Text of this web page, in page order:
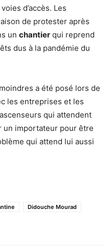
d’accès. Les
de protester après
un chantier qui reprend
dus à la pandémie du
a été posé lors de
les entreprises et les
qui attendent
un importateur pour être
qui attend lui aussi
Didouche Mourad